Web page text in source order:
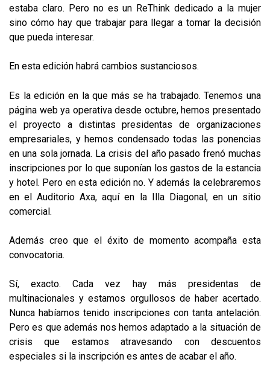
estaba claro. Pero no es un ReThink dedicado a la mujer
sino cómo hay que trabajar para llegar a tomar la decisión
que pueda interesar.
En esta edición habrá cambios sustanciosos.
Es la edición en la que más se ha trabajado. Tenemos una
página web ya operativa desde octubre, hemos presentado
el proyecto a distintas presidentas de organizaciones
empresariales, y hemos condensado todas las ponencias
en una sola jornada. La crisis del año pasado frenó muchas
inscripciones por lo que suponían los gastos de la estancia
y hotel. Pero en esta edición no. Y además la celebraremos
en el Auditorio Axa, aquí en la Illa Diagonal, en un sitio
comercial.
Además creo que el éxito de momento acompaña esta
convocatoria.
Sí, exacto. Cada vez hay más presidentas de
multinacionales y estamos orgullosos de haber acertado.
Nunca habíamos tenido inscripciones con tanta antelación.
Pero es que además nos hemos adaptado a la situación de
crisis que estamos atravesando con descuentos
especiales si la inscripción es antes de acabar el año.